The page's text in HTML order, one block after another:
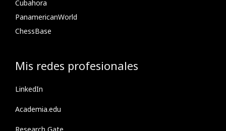
Cubahora
PanamericanWorld
ChessBase
Mis redes profesionales
LinkedIn
Academia.edu